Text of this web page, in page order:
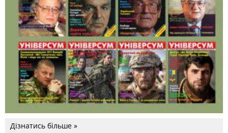
Дізнатись більше »